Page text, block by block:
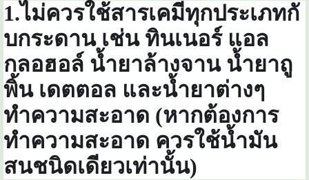
1.ไม่ควรใช้สารเคมีทุกประเภทกั
บกระดาน เช่น ทินเนอร์ แอล
กลอฮอล์ น้ำยาล้างจาน น้ำยาถู
พิ้น เดตตอล และน้ำยาต่างๆ
ทำความสะอาด (หากต้องการ
ทำความสะอาด ควรใช้น้ำมัน
สนชนิดเดียวเท่านั้น)